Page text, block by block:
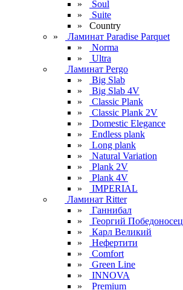
»
Soul
»
Suite
» Сountry
»
Ламинат Paradise Parquet
»
Norma
»
Ultra
Ламинат Pergo
»
Big Slab
»
Big Slab 4V
»
Classic Plank
»
Classic Plank 2V
»
Domestic Elegance
»
Endless plank
»
Long plank
»
Natural Variation
»
Plank 2V
»
Plank 4V
»
IMPERIAL
Ламинат Ritter
»
Ганнибал
»
Георгий Победоносец
»
Карл Великий
»
Нефертити
»
Comfort
»
Green Line
»
INNOVA
»
Premium